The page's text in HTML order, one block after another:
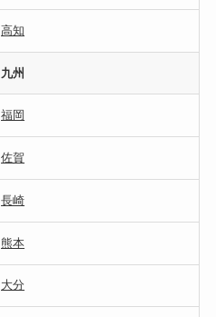
高知
九州
福岡
佐賀
長崎
熊本
大分